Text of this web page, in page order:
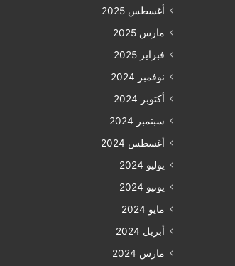
أغسطس 2025
مارس 2025
فبراير 2025
نوفمبر 2024
أكتوبر 2024
سبتمبر 2024
أغسطس 2024
يوليو 2024
يونيو 2024
مايو 2024
أبريل 2024
مارس 2024